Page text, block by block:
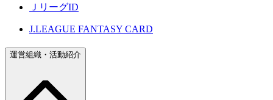
ＪリーグID
J.LEAGUE FANTASY CARD
運営組織・活動紹介